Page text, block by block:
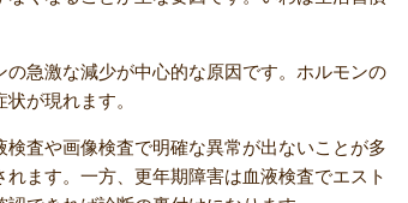
急激な減少が中心的な原因です。ホルモンの
が現れます。
査や画像検査で明確な異常が出ないことが多
ます。一方、更年期障害は血液検査でエスト